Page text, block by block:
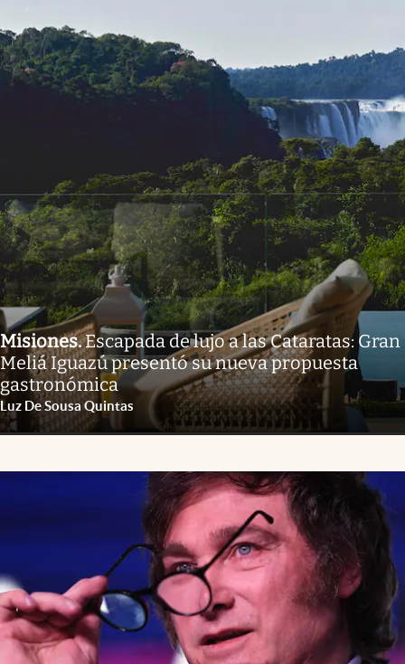
Misiones.Escapada de lujo a las Cataratas: Gran
Meliá Iguazú presentó su nueva propuesta
gastronómica
Luz De Sousa Quintas